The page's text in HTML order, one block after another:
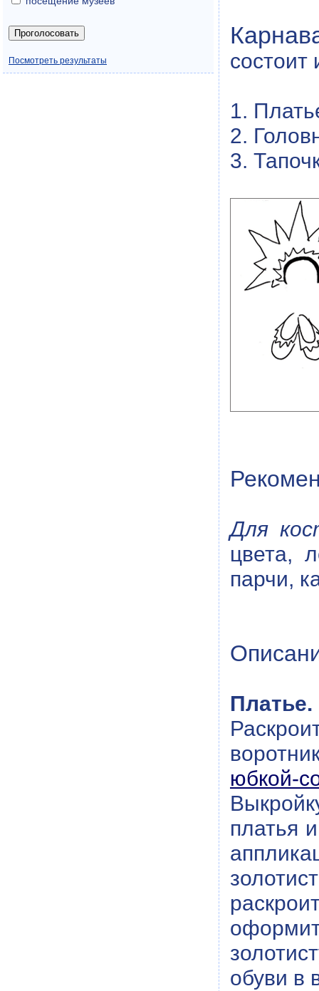
состоит
1.
2.
3.
Для
цвета,
парчи,
Платье.
юбкой-
платья
обуви в
Посмотреть результаты